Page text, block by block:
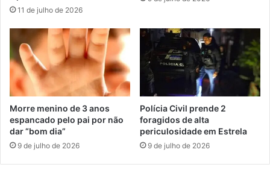
11 de julho de 2026
Morre menino de 3 anos
espancado pelo pai por não
dar “bom dia”
9 de julho de 2026
Polícia Civil prende 2
foragidos de alta
periculosidade em Estrela
9 de julho de 2026